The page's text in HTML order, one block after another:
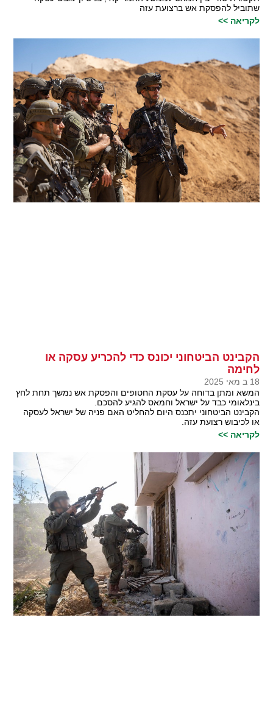
שתוביל להפסקת אש ברצועת עזה
לקריאה >>
הקבינט הביטחוני יכונס כדי להכריע עסקה או
לחימה
18 ב מאי 2025
המשא ומתן בדוחה על עסקת החטופים והפסקת אש נמשך תחת לחץ
בינלאומי כבד על ישראל וחמאס להגיע להסכם.
הקבינט הביטחוני יתכנס היום להחליט האם פניה של ישראל לעסקה
או לכיבוש רצועת עזה.
לקריאה >>